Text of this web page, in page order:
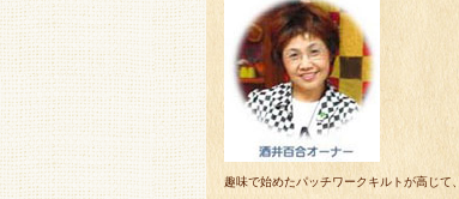
趣味で始めたパッチワークキルトが高じて、